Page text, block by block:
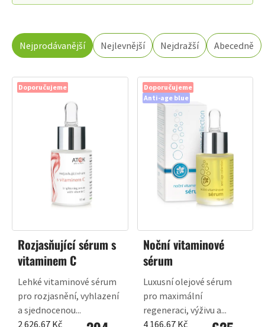
ŘAZENÍ
PRODUKTŮ
Nejprodávanější Nejlevnější Nejdražší Abecedně
Doporučujeme
Rozjasňující sérum s
vitaminem C
Měrná
2 626,67 Kč
Lehké vitaminové sérum
pro rozjasnění, vyhlazení
a sjednocenou...
Doporučujeme
Anti-age blue
Noční vitaminové
sérum
Měrná
4 166,67 Kč
Luxusní olejové sérum
pro maximální
regeneraci, výživu a...